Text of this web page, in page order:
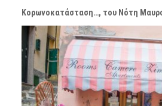
Κορωνοκατάσταση…, του Νότη